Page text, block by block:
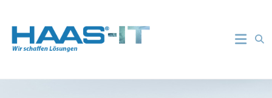
springen
Otto